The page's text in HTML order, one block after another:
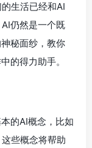
生活已经和AI
仍然是一个既
秘面纱，教你
的得力助手。
的AI概念，比如
些概念将帮助